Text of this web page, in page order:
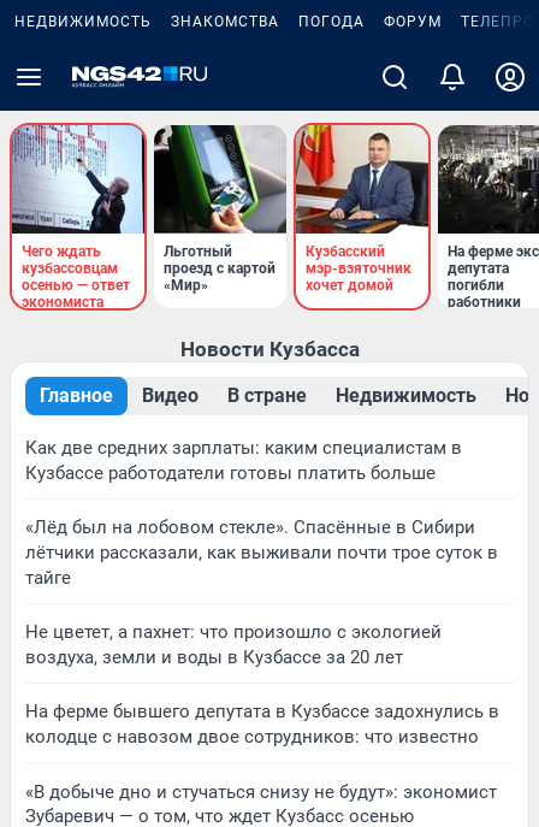
НЕДВИЖИМОСТЬ ЗНАКОМСТВА ПОГОДА ФОРУМ
Чего ждать
кузбассовцам
осенью — ответ
экономиста
Льготный
проезд с картой
«Мир»
Кузбасский
мэр-взяточник
хочет домой
На ферме
депутата
погибли
работники
Новости Кузбасса
Главное Видео В стране Недвижимость
Как две средних зарплаты: каким специалистам в
Кузбассе работодатели готовы платить больше
«Лёд был на лобовом стекле». Спасённые в Сибири
лётчики рассказали, как выживали почти трое суток в
тайге
Не цветет, а пахнет: что произошло с экологией
воздуха, земли и воды в Кузбассе за 20 лет
На ферме бывшего депутата в Кузбассе задохнулись в
колодце с навозом двое сотрудников: что известно
«В добыче дно и стучаться снизу не будут»: экономист
Зубаревич — о том, что ждет Кузбасс осенью